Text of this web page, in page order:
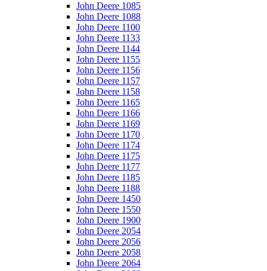
John Deere 1085
John Deere 1088
John Deere 1100
John Deere 1133
John Deere 1144
John Deere 1155
John Deere 1156
John Deere 1157
John Deere 1158
John Deere 1165
John Deere 1166
John Deere 1169
John Deere 1170
John Deere 1174
John Deere 1175
John Deere 1177
John Deere 1185
John Deere 1188
John Deere 1450
John Deere 1550
John Deere 1900
John Deere 2054
John Deere 2056
John Deere 2058
John Deere 2064